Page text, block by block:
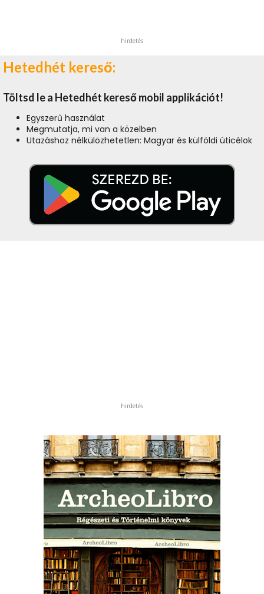
hirdetés
Hetedhét kereső:
Töltsd le a Hetedhét kereső mobil applikációt!
Egyszerű használat
Megmutatja, mi van a közelben
Utazáshoz nélkülözhetetlen: Magyar és külföldi úticélok
hirdetés